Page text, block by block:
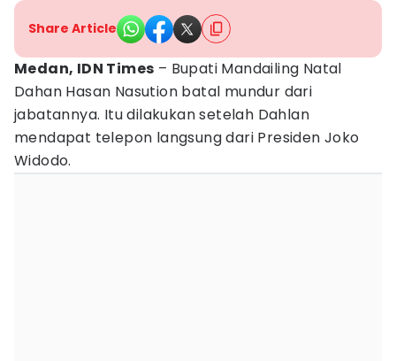
Share Article
Medan, IDN Times – Bupati Mandailing Natal
Dahan Hasan Nasution batal mundur dari
jabatannya. Itu dilakukan setelah Dahlan
mendapat telepon langsung dari Presiden Joko
Widodo.